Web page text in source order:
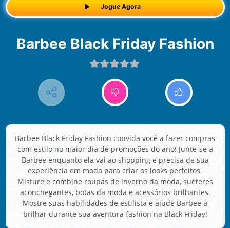
Jogue Agora
Barbee Black Friday Fashion
Barbee Black Friday Fashion convida você a fazer compras
com estilo no maior dia de promoções do ano! Junte-se a
Barbee enquanto ela vai ao shopping e precisa de sua
experiência em moda para criar os looks perfeitos.
Misture e combine roupas de inverno da moda, suéteres
aconchegantes, botas da moda e acessórios brilhantes.
Mostre suas habilidades de estilista e ajude Barbee a
brilhar durante sua aventura fashion na Black Friday!